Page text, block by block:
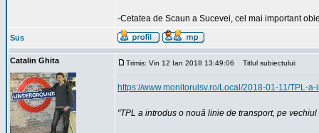
-Cetatea de Scaun a Sucevei, cel mai important
Sus
Catalin Ghita Trimis: Vin 12 Ian 2018 13:49:06 Titlul subiectului:
https://www.monitorulsv.ro/Local/2018-01-11/TPL-
"TPL a introdus o nouă linie de transport, pe